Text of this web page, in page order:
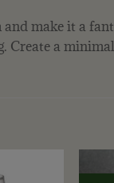
make it a
a